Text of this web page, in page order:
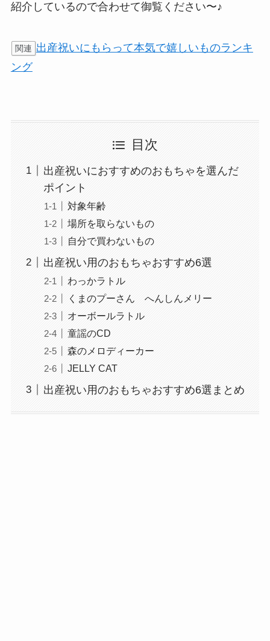
紹介しているので合わせて御覧ください〜♪
関連 出産祝いにもらって本気で嬉しいものランキ
ング
目次
出産祝いにおすすめのおもちゃを選んだ
ポイント
対象年齢
場所を取らないもの
自分で買わないもの
出産祝い用のおもちゃおすすめ6選
わっかラトル
くまのプーさん へんしんメリー
オーボールラトル
童謡のCD
森のメロディーカー
JELLY CAT
出産祝い用のおもちゃおすすめ6選まとめ